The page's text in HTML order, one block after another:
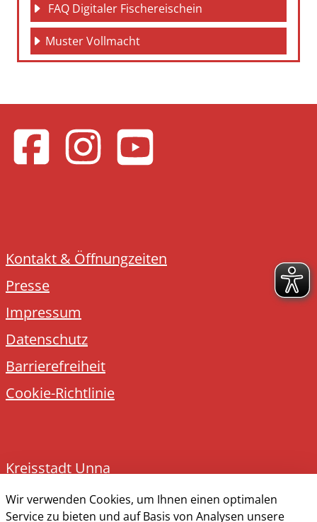
FAQ Digitaler Fischereischein
Muster Vollmacht
Kontakt & Öffnungzeiten
Presse
Impressum
Datenschutz
Barrierefreiheit
Cookie-Richtlinie
Kreisstadt Unna
Rathausplatz 1
Wir verwenden Cookies, um Ihnen einen optimalen
Service zu bieten und auf Basis von Analysen unsere